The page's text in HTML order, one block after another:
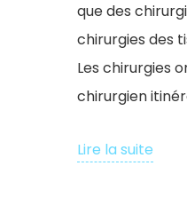
que des
chirurgies des
Les chirurgies
chirurgien
Lire la suite